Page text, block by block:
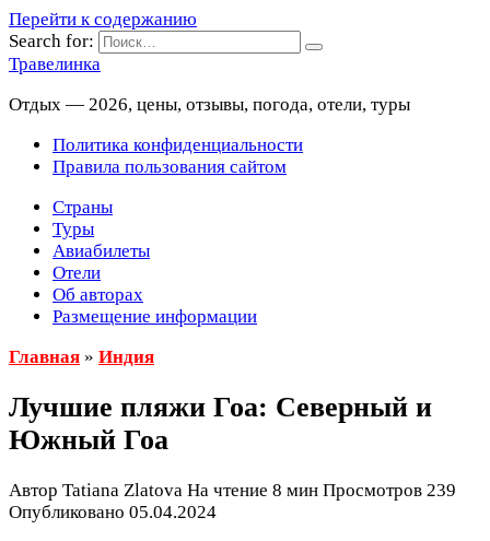
Перейти к содержанию
Search for:
Травелинка
Отдых — 2026, цены, отзывы, погода, отели, туры
Политика конфиденциальности
Правила пользования сайтом
Страны
Туры
Авиабилеты
Отели
Об авторах
Размещение информации
Главная » Индия
Лучшие пляжи Гоа: Северный и
Южный Гоа
Автор Tatiana Zlatova На чтение 8 мин Просмотров 239
Опубликовано 05.04.2024